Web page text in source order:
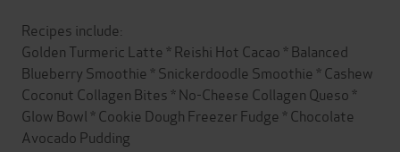
Recipes include:
Golden Turmeric Latte * Reishi Hot Cacao * Balanced
Blueberry Smoothie * Snickerdoodle Smoothie * Cashew
Coconut Collagen Bites * No-Cheese Collagen Queso *
Glow Bowl * Cookie Dough Freezer Fudge * Chocolate